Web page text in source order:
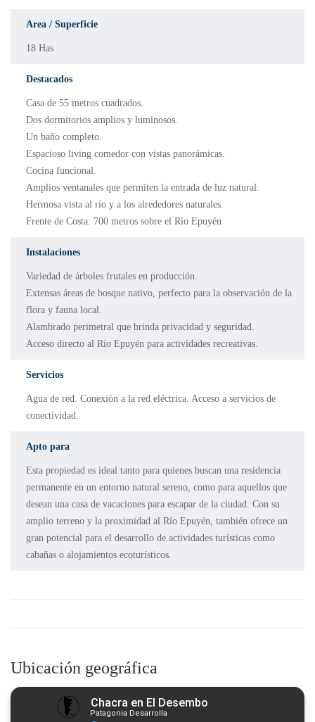
Area / Superficie
18 Has
Destacados
Casa de 55 metros cuadrados.
Dos dormitorios amplios y luminosos.
Un baño completo.
Espacioso living comedor con vistas panorámicas.
Cocina funcional.
Amplios ventanales que permiten la entrada de luz natural.
Hermosa vista al río y a los alrededores naturales.
Frente de Costa: 700 metros sobre el Río Epuyén
Instalaciones
Variedad de árboles frutales en producción.
Extensas áreas de bosque nativo, perfecto para la observación de la
flora y fauna local.
Alambrado perimetral que brinda privacidad y seguridad.
Acceso directo al Río Epuyén para actividades recreativas.
Servicios
Agua de red. Conexión a la red eléctrica. Acceso a servicios de
conectividad.
Apto para
Esta propiedad es ideal tanto para quienes buscan una residencia
permanente en un entorno natural sereno, como para aquellos que
desean una casa de vacaciones para escapar de la ciudad. Con su
amplio terreno y la proximidad al Río Epuyén, también ofrece un
gran potencial para el desarrollo de actividades turísticas como
cabañas o alojamientos ecoturísticos.
Ubicación geográfica